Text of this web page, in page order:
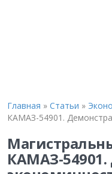
Главная » Статьи »
КАМАЗ-54901.
КАМАЗ-